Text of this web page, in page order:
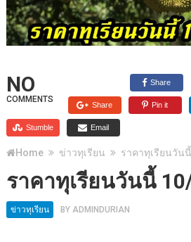
NO
COMMENTS
Share
Share Pin it
Stumble Email
Home ข่าวทุเรียน ราคาทุเรียนวัน
ราคาทุเรียนวันนี้
ข่าวทุเรียน BY ADMINDURIAN